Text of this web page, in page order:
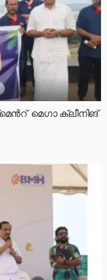
മെഗാ ക്ലീനിങ്